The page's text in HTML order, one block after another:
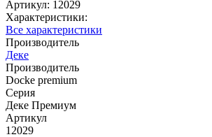
Артикул: 12029
Характеристики:
Все характеристики
Производитель
Деке
Производитель
Docke premium
Серия
Деке Премиум
Артикул
12029